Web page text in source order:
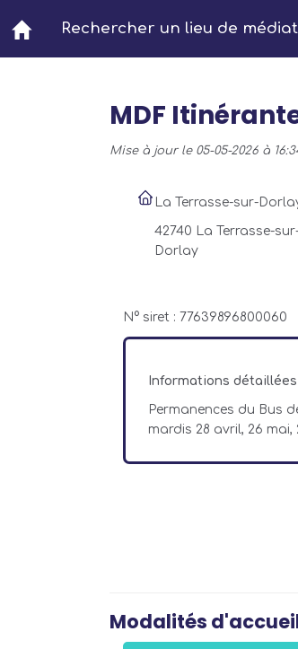
Aller au contenu principal
Rechercher un lieu de
MDF
Mise à jour le 05-05-2026 à
La Terrasse-sur-
42740 La Terrasse-
Dorlay
N° siret : 77639896800060
Informations détaillées
Permanences du Bus
mardis 28 avril, 26 mai,
Modalités